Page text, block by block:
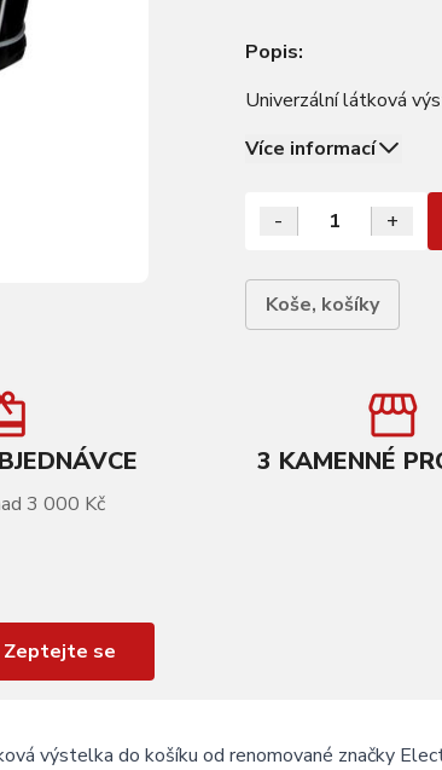
Popis:
Univerzální látková
Více informací
- +
Koše, košíky
3 000 Kč
3 KAMENNÉ
Zeptejte se
výstelka do košíku od renomované značky